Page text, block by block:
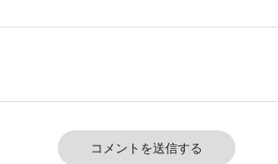
コメントを送信する